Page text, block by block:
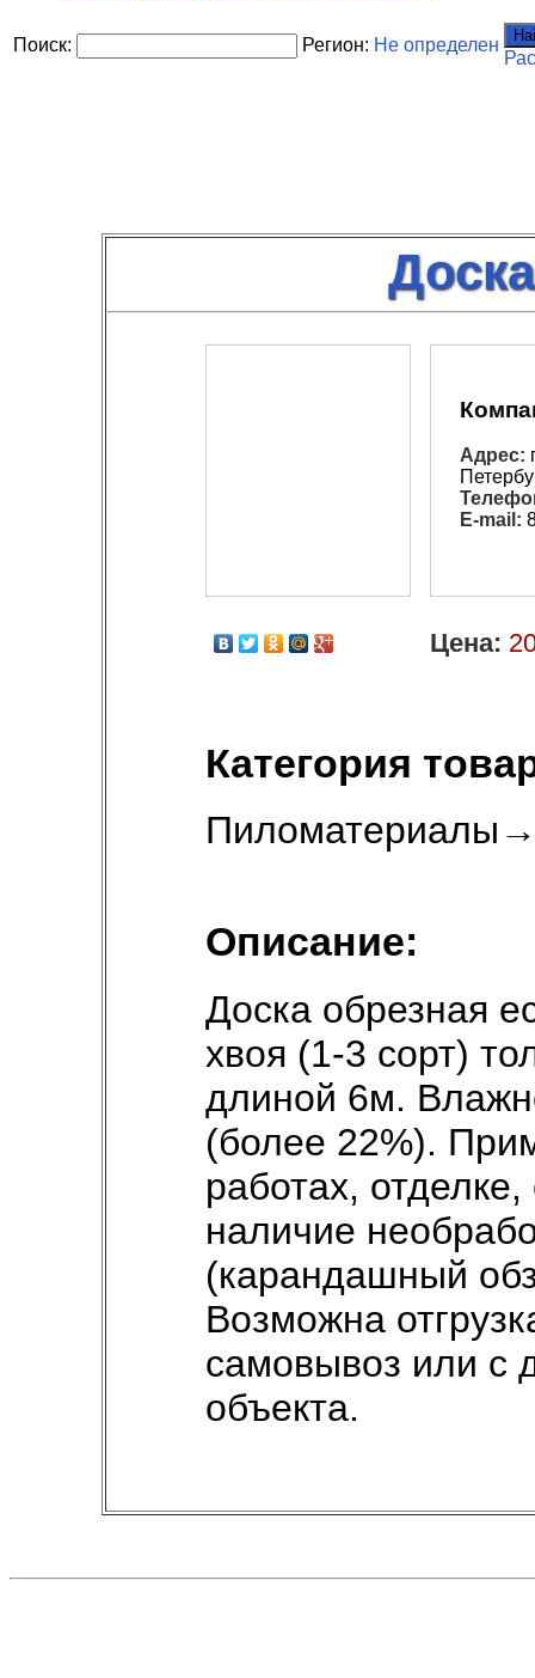
Поиск: Регион: Не определен
Адрес:
E-mail:
Цена:
Категория
Пиломатериалы
Описание:
Доска обрезная
хвоя (1-3 сорт)
длиной 6м.
(более 22%).
работах,
наличие
(карандашный
Возможна
самовывоз или с
объекта.